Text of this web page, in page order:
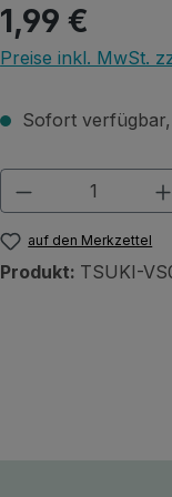
Regulärer Preis:
1,99 €
Preise inkl. MwSt.
Sofort
Produkt
auf den Merkzettel
Produkt: TSUKI-